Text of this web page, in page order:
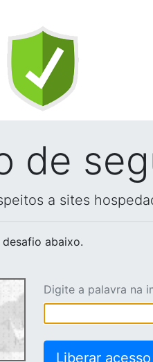
de
a sites
abaixo.
Digite a palavra na